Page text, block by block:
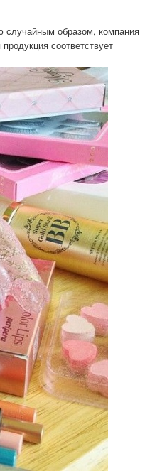
случайным образом, компания
соответствует